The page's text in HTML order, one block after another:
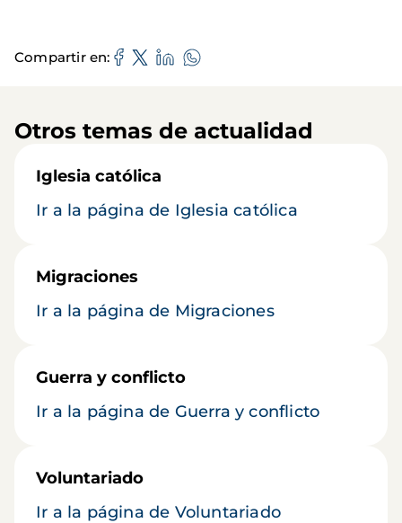
Compartir en
Otros temas de actualidad
Iglesia católica
Ir a la página de Iglesia católica
Migraciones
Ir a la página de Migraciones
Guerra y conflicto
Ir a la página de Guerra y conflicto
Voluntariado
Ir a la página de Voluntariado